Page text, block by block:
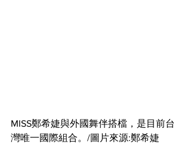
MISS鄭希婕與外國舞伴搭檔，是目前台
灣唯一國際組合。/圖片來源:鄭希婕